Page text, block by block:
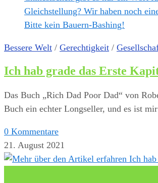
Gleichstellung? Wir haben noch
Bitte kein Bauern-Bashing!
Bessere Welt / Gerechtigkeit /
Ich hab grade das Erste
Das Buch „Rich Dad Poor Dad“ von
Buch ein echter Longseller, und es ist
0 Kommentare
21. August 2021